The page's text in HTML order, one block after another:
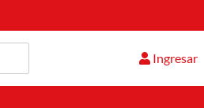
Ingresar